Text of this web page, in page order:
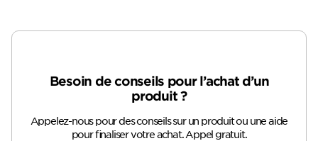
Besoin de conseils pour l’achat d’un
produit ?
Appelez-nous pour des conseils sur un produit ou une aide
pour finaliser votre achat. Appel gratuit.